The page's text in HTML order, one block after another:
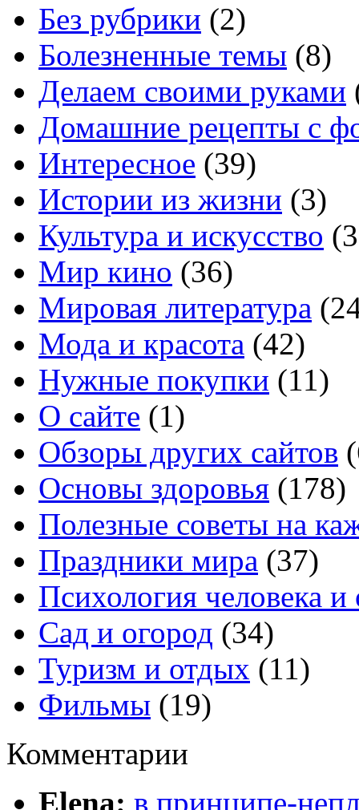
Без рубрики (2)
Болезненные темы (8)
Делаем своими руками
Домашние рецепты с
Интересное (39)
Истории из жизни (3)
Культура и искусство
Мир кино (36)
Мировая литература
Мода и красота (42)
Нужные покупки (11)
О сайте (1)
Обзоры других сайтов
Основы здоровья (178)
Полезные советы на
Праздники мира (37)
Психология человека
Сад и огород (34)
Туризм и отдых (11)
Фильмы (19)
Комментарии
Elena: в принципе-